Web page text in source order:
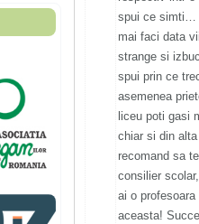
nascut
multe
in
ea
cu
spui ce simti…
mai faci data
strange si
spui prin ce
asemenea
liceu poti gasi
chiar si din
recomand sa
consilier
ai o
aceasta!